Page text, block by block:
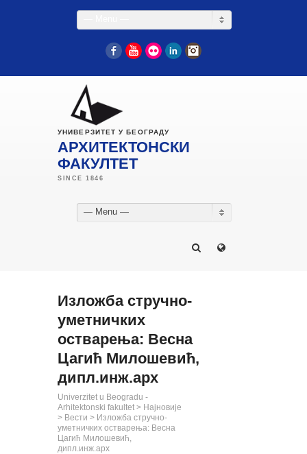
FacebookYouTube
Flickr LinkedIn
УНИВЕРЗИТЕТ У БЕОГРАДУ
АРХИТЕКТОНСКИ
ФАКУЛТЕТ
— Menu —
Изложба стручно-
уметничких
остварења: Весна
Цагић Милошевић,
дипл.инж.арх
Univerzitet u Beogradu -
Arhitektonski fakultet > Најновије
> Вести > Изложба стручно-
уметничких остварења: Весна
Цагић Милошевић,
дипл.инж.арх